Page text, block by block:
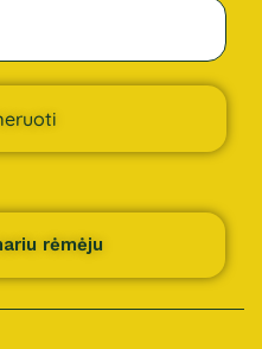
rėmėju